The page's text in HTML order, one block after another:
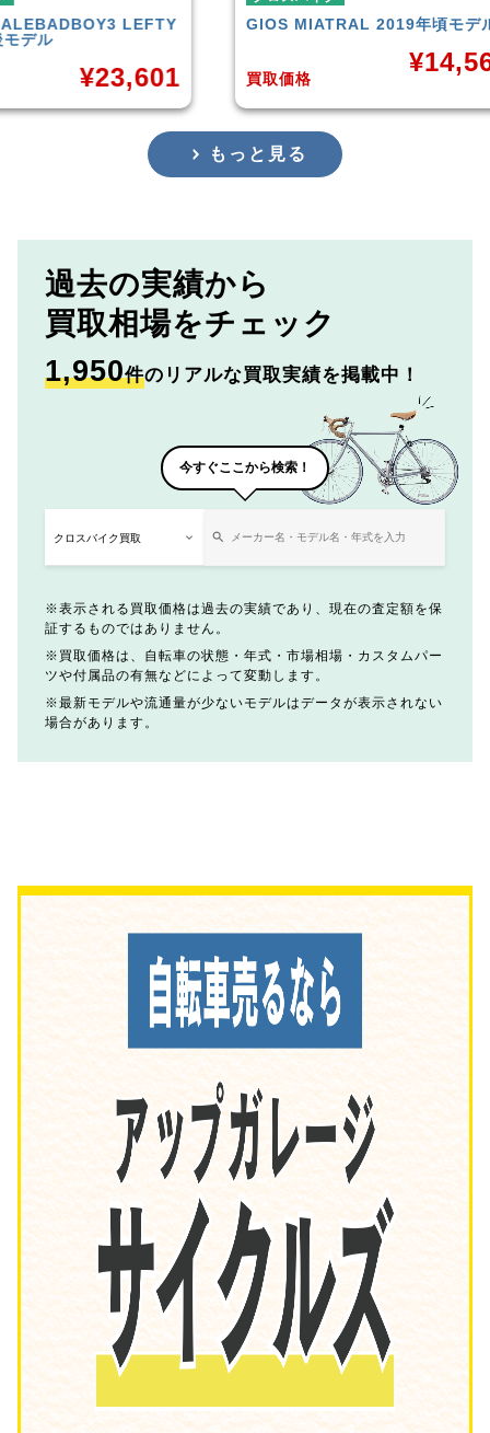
GIOSMIATRAL 2019年頃モデル
買取価格 買取
もっと見る
過去の実績から
買取相場をチェック
1,950件のリアルな買取実績を掲載中！
今すぐここから検索！
表示される買取価格は過去の実績であり、現在の査定額を保
証するものではありません。
買取価格は、自転車の状態・年式・市場相場・カスタムパー
ツや付属品の有無などによって変動します。
最新モデルや流通量が少ないモデルはデータが表示されない
場合があります。